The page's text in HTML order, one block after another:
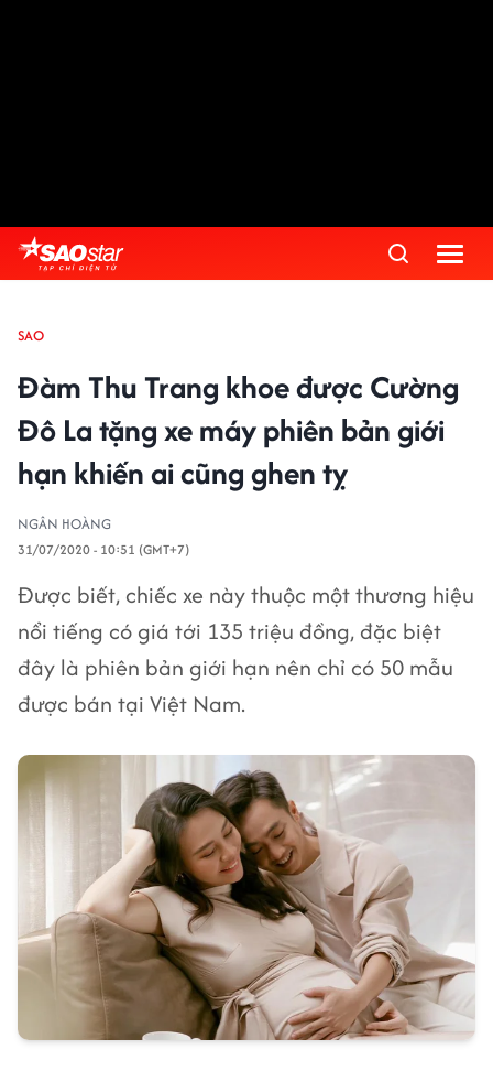
SAO
Đàm Thu Trang khoe được Cường
Đô La tặng xe máy phiên bản giới
hạn khiến ai cũng ghen tỵ
NGÂN HOÀNG
31/07/2020 - 10:51 (GMT+7)
Được biết, chiếc xe này thuộc một thương hiệu
nổi tiếng có giá tới 135 triệu đồng, đặc biệt
đây là phiên bản giới hạn nên chỉ có 50 mẫu
được bán tại Việt Nam.